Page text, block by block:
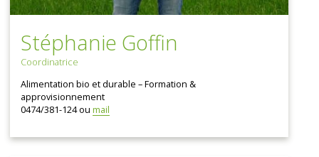
Stéphanie Goffin
Coordinatrice
Alimentation bio et durable – Formation &
approvisionnement
0474/381-124 ou mail